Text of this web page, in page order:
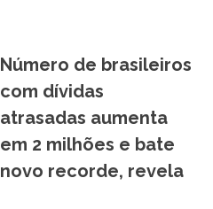
Número de brasileiros
com dívidas
atrasadas aumenta
em 2 milhões e bate
novo recorde, revela